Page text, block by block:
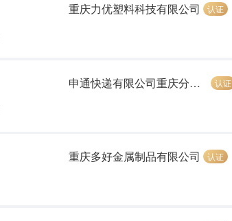
重庆力优塑料科技有限公司 认证
申通快递有限公司重庆分公司 认证
重庆多好金属制品有限公司 认证